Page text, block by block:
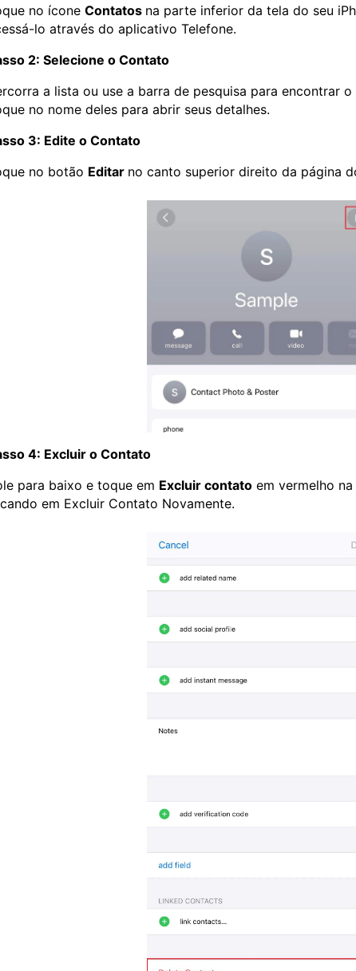
no ícone Contatos na parte inferior da tela do seu
lo através do aplicativo Telefone.
2: Selecione o Contato
a lista ou use a barra de pesquisa para encontrar
no nome deles para abrir seus detalhes.
3: Edite o Contato
no botão Editar no canto superior direito da página
4: Excluir o Contato
para baixo e toque em Excluir contatoem vermelho
em Excluir Contato Novamente.